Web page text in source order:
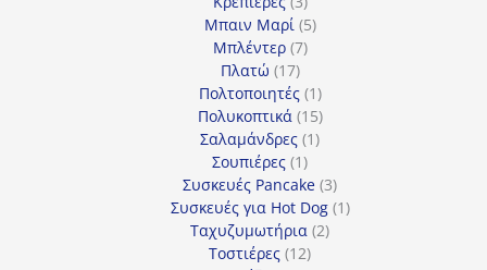
προϊόντα
Μπαιν Μαρί 55
Μπλέντερ 77
Πλατώ 1717
προϊόντα
Πολτοποιητές 11
προϊόν
Πολυκοπτικά 1515
προϊόντα
Σαλαμάνδρες 11
Σουπιέρες 11
προϊόν
Συσκευές Pancake 33
προϊόντα
Συσκευές για Hot Dog 11
Ταχυζυμωτήρια 22
Τοστιέρες 1212